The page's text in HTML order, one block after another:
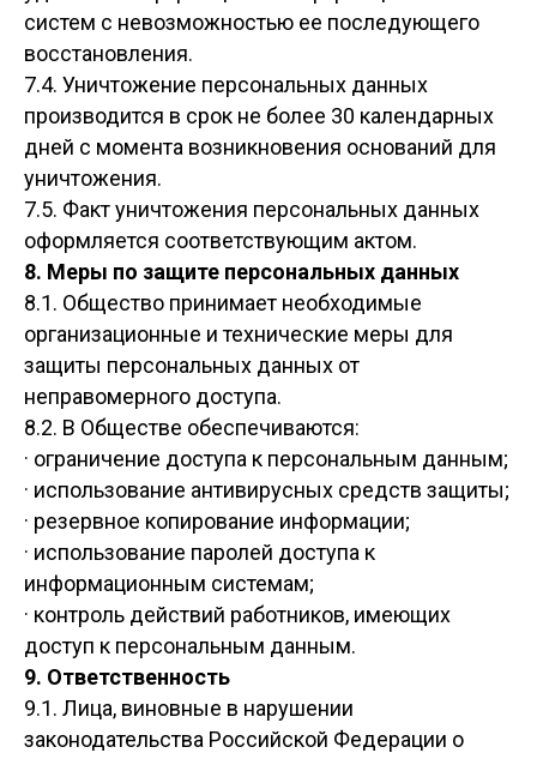
систем с невозможностью ее последующего
восстановления.
7.4. Уничтожение персональных данных
производится в срок не более 30 календарных
дней с момента возникновения оснований для
уничтожения.
7.5. Факт уничтожения персональных данных
оформляется соответствующим актом.
8. Меры по защите персональных данных
8.1. Общество принимает необходимые
организационные и технические меры для
защиты персональных данных от
неправомерного доступа.
8.2. В Обществе обеспечиваются:
· ограничение доступа к персональным данным;
· использование антивирусных средств защиты;
· резервное копирование информации;
· использование паролей доступа к
информационным системам;
· контроль действий работников, имеющих
доступ к персональным данным.
9. Ответственность
9.1. Лица, виновные в нарушении
законодательства Российской Федерации о